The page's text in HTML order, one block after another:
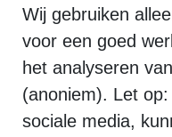
Wij gebruiken
voor een goed
het analyseren
(anoniem). Let op:
sociale media,